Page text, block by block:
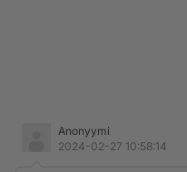
Anonyymi
2024-02-27 10:58:14